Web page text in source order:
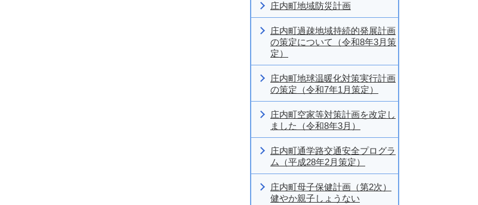
庄内町地域防災計画
庄内町過疎地域持続的発展計画
の策定について（令和8年3月策
定）
庄内町地球温暖化対策実行計画
の策定（令和7年1月策定）
庄内町空家等対策計画を改定し
ました（令和8年3月）
庄内町通学路交通安全プログラ
ム（平成28年2月策定）
庄内町母子保健計画（第2次）
健やか親子しょうない